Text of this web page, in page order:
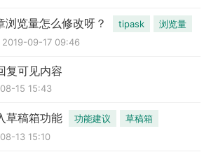
览量怎么修改呀？ tipask
浏览量
2019-09-17 09:46
复可见内容
15 15:43
草稿箱功能 功能建议
草稿箱
13 15:10